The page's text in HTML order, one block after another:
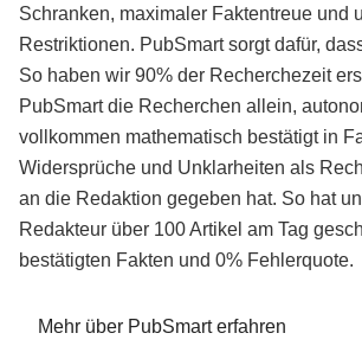
Schranken, maximaler Faktentreue und
Restriktionen. PubSmart sorgt dafür,
So haben wir 90% der Recherchezeit
PubSmart die Recherchen allein,
vollkommen mathematisch bestätigt in
Widersprüche und Unklarheiten als
an die Redaktion gegeben hat. So hat
Redakteur über 100 Artikel am Tag
bestätigten Fakten und 0% Fehlerquote.
Mehr über PubSmart erfahren